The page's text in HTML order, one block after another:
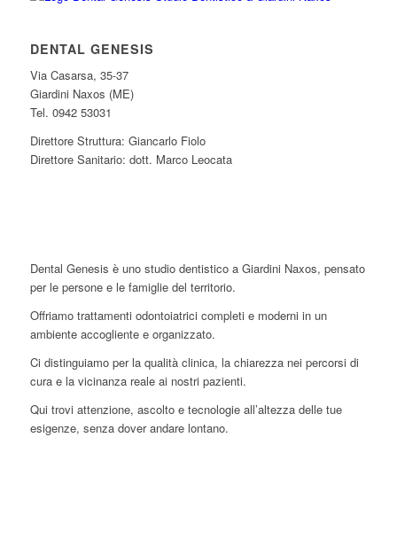
DENTAL GENESIS
Via Casarsa, 35-37
Giardini Naxos (ME)
Tel. 0942 53031
Direttore Struttura: Giancarlo Fiolo
Direttore Sanitario: dott. Marco Leocata
Dental Genesis è uno studio dentistico a Giardini Naxos, pensato
per le persone e le famiglie del territorio.
Offriamo trattamenti odontoiatrici completi e moderni in un
ambiente accogliente e organizzato.
Ci distinguiamo per la qualità clinica, la chiarezza nei percorsi di
cura e la vicinanza reale ai nostri pazienti.
Qui trovi attenzione, ascolto e tecnologie all’altezza delle tue
esigenze, senza dover andare lontano.